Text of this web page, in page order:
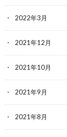
2022年3月
2021年12月
2021年10月
2021年9月
2021年8月